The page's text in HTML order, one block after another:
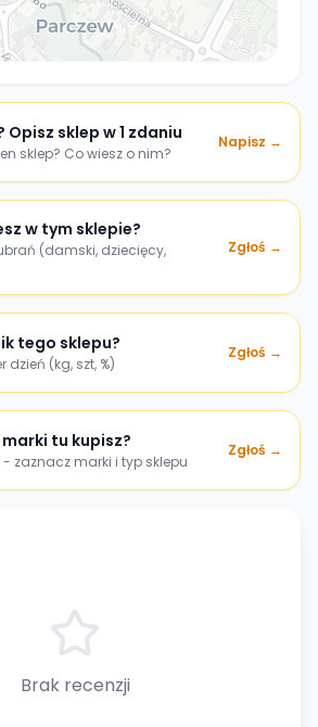
Opisz sklep w 1 zdaniu
sklep? Co wiesz o nim?
Napisz →
w tym sklepie?
(damski, dziecięcy,
Zgłoś →
tego sklepu?
dzień (kg, szt, %)
Zgłoś →
tu kupisz?
- zaznacz marki i typ sklepu
Zgłoś →
Brak recenzji